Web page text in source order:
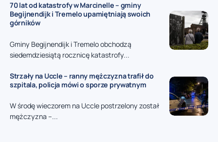
70 lat od katastrofy w Marcinelle – gminy
Begijnendijk i Tremelo upamiętniają swoich
górników
Gminy Begijnendijk i Tremelo obchodzą
siedemdziesiątą rocznicę katastrofy...
Strzały na Uccle – ranny mężczyzna trafił do
szpitala, policja mówi o sporze prywatnym
W środę wieczorem na Uccle postrzelony został
mężczyzna –...